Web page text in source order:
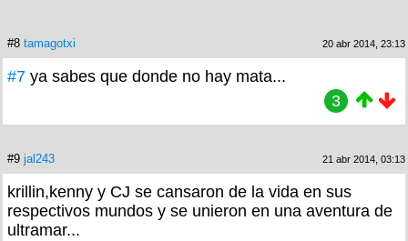
#8 tamagotxi 20 abr 2014, 23:13
#7 ya sabes que donde no hay mata...
3
#9 jal243 21 abr 2014, 03:13
krillin,kenny y CJ se cansaron de la vida en sus
respectivos mundos y se unieron en una aventura de
ultramar...